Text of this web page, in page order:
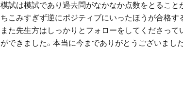
模試は模試であり過去問がなかなか点数をとること
ちこみすぎず逆にポジティブにいったほうが合格す
また先生方はしっかりとフォローをしてくださって
ができました。本当に今までありがとうございました